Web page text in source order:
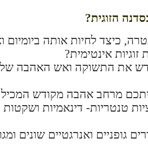
הזוגית?
כיצד לחיות אותה ביומיום
זוגיות אינטימית?
את התשוקה ואש האהבה
מרחב אהבה מקודש
טנטריות- דינאמיות ושקטות
גופניים ואנרגטיים שונים